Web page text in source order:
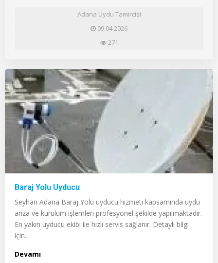
Adana Uydu Tamircisi
09.04.2026
271
Baraj Yolu Uyducu
Seyhan Adana Baraj Yolu uyducu hizmeti kapsamında uydu
arıza ve kurulum işlemleri profesyonel şekilde yapılmaktadır.
En yakın uyducu ekibi ile hızlı servis sağlanır. Detaylı bilgi
için..
Devamı